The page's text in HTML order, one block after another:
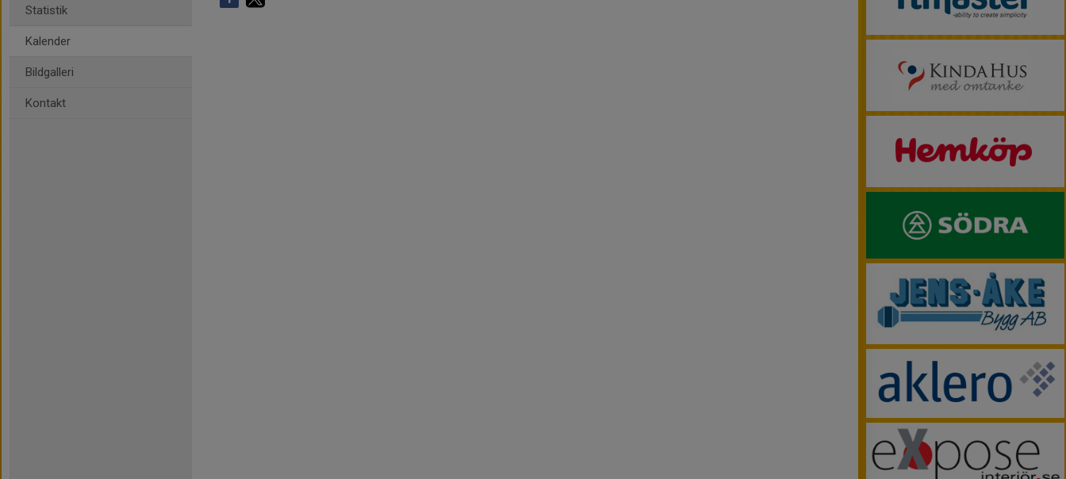
Statistik
Kalender
Bildgalleri
Kontakt